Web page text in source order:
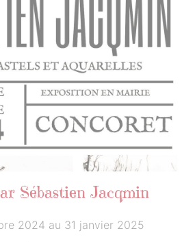
Sébastien Jacqmin
2024 au 31 janvier 2025